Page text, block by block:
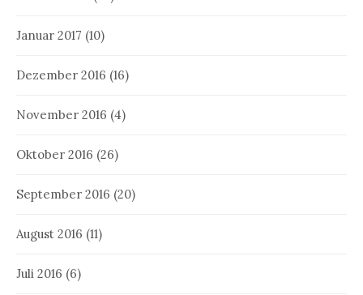
Januar 2017 (10)
Dezember 2016 (16)
November 2016 (4)
Oktober 2016 (26)
September 2016 (20)
August 2016 (11)
Juli 2016 (6)